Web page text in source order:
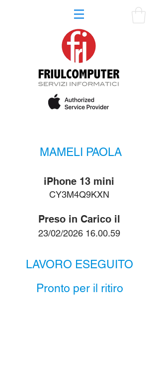
MAMELI PAOLA
CY3M4Q9KXN
iPhone 13 mini
Preso in Carico il
23/02/2026 16.00.59
LAVORO ESEGUITO
Pronto per il ritiro